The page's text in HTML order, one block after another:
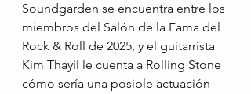
Soundgarden se encuentra entre los
miembros del Salón de la Fama del
Rock & Roll de 2025, y el guitarrista
Kim Thayil le cuenta a Rolling Stone
cómo sería una posible actuación